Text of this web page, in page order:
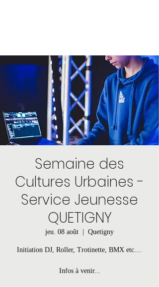
Semaine des
Cultures Urbaines -
Service Jeunesse
QUETIGNY
jeu. 08 août
  |
Quetigny
Initiation DJ, Roller, Trotinette, BMX etc....
Infos à venir...